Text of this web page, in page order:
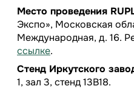
Место проведения
Экспо», Московская
Международная, д. 16.
ссылке.
Стенд Иркутского
1, зал 3, стенд 13B18.